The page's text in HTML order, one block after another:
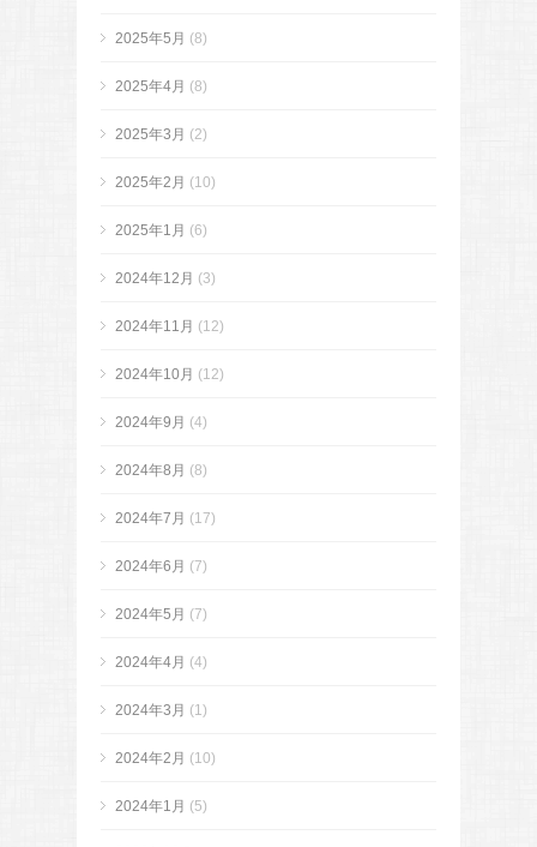
2025年5月 (8)
2025年4月 (8)
2025年3月 (2)
2025年2月 (10)
2025年1月 (6)
2024年12月 (3)
2024年11月 (12)
2024年10月 (12)
2024年9月 (4)
2024年8月 (8)
2024年7月 (17)
2024年6月 (7)
2024年5月 (7)
2024年4月 (4)
2024年3月 (1)
2024年2月 (10)
2024年1月 (5)